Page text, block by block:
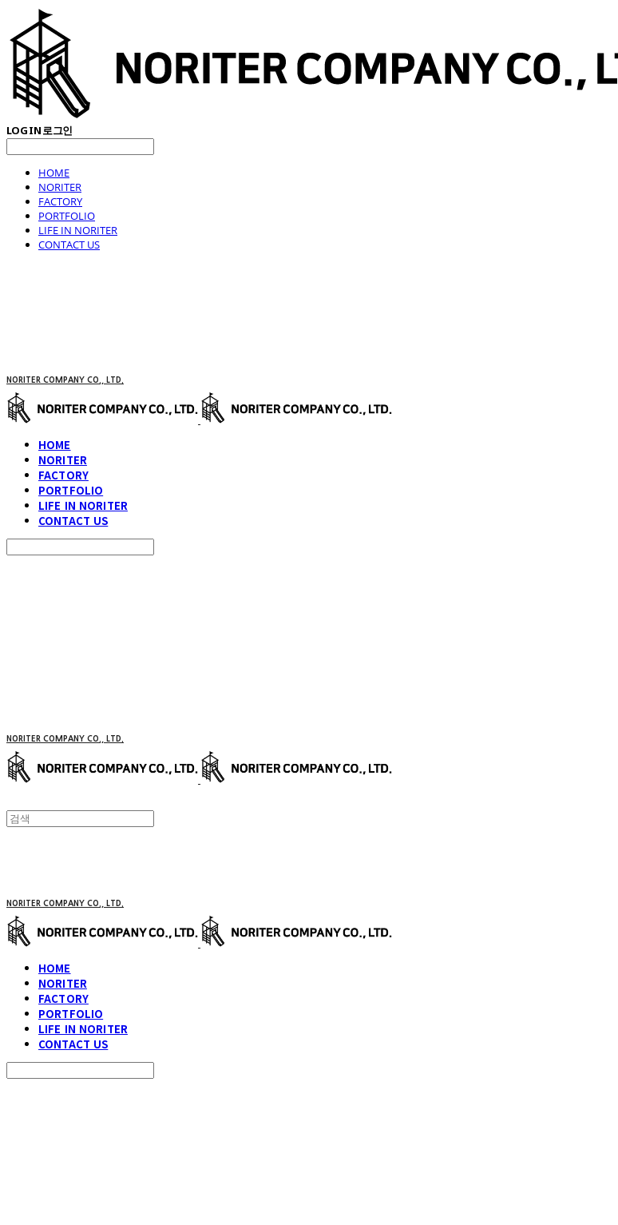
LOG IN로그인
HOME
NORITER
FACTORY
PORTFOLIO
LIFE IN NORITER
CONTACT US
NORITER COMPANY CO., LTD.
HOME
NORITER
FACTORY
PORTFOLIO
LIFE IN NORITER
CONTACT US
NORITER COMPANY CO., LTD.
NORITER COMPANY CO., LTD.
HOME
NORITER
FACTORY
PORTFOLIO
LIFE IN NORITER
CONTACT US